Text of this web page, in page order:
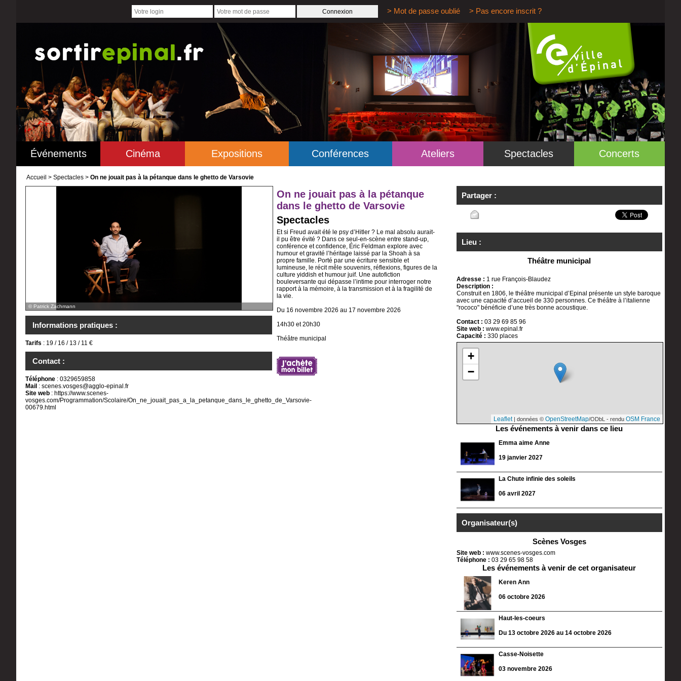
> Mot de passe oublié > Pas encore inscrit ?
Événements Cinéma Expositions Conférences Ateliers Spectacles Concerts
Accueil > Spectacles > On ne jouait pas à la pétanque dans le ghetto de Varsovie
© Patrick Zachmann
On ne jouait pas à la pétanque
dans le ghetto de Varsovie
Spectacles
Et si Freud avait été le psy d’Hitler ? Le mal absolu aurait-
il pu être évité ? Dans ce seul-en-scène entre stand-up,
conférence et confidence, Éric Feldman explore avec
humour et gravité l’héritage laissé par la Shoah à sa
propre famille. Porté par une écriture sensible et
lumineuse, le récit mêle souvenirs, réflexions, figures de la
culture yiddish et humour juif. Une autofiction
bouleversante qui dépasse l’intime pour interroger notre
rapport à la mémoire, à la transmission et à la fragilité de
la vie.
Du 16 novembre 2026 au 17 novembre 2026
14h30 et 20h30
Théâtre municipal
Informations pratiques :
Tarifs : 19 / 16 / 13 / 11 €
Contact :
Téléphone : 0329659858
Mail : scenes.vosges@agglo-epinal.fr
Site web : https://www.scenes-
vosges.com/Programmation/Scolaire/On_ne_jouait_pas_a_la_petanque_dans_le_ghetto_de_Varsovie-
00679.html
Partager :
Lieu :
Théâtre municipal
Adresse : 1 rue François-Blaudez
Description :
Construit en 1806, le théâtre municipal d’Epinal présente un style baroque
avec une capacité d’accueil de 330 personnes. Ce théâtre à l’italienne
"rococo" bénéficie d’une très bonne acoustique.
Contact : 03 29 69 85 96
Site web : www.epinal.fr
Capacité : 330 places
+
−
Leaflet| données © OpenStreetMap/ODbL - rendu OSM France
Les événements à venir dans ce lieu
Emma aime Anne
19 janvier 2027
La Chute infinie des soleils
06 avril 2027
Organisateur(s)
Scènes Vosges
Site web : www.scenes-vosges.com
Téléphone : 03 29 65 98 58
Les événements à venir de cet organisateur
Keren Ann
06 octobre 2026
Haut-les-coeurs
Du 13 octobre 2026 au 14 octobre 2026
Casse-Noisette
03 novembre 2026